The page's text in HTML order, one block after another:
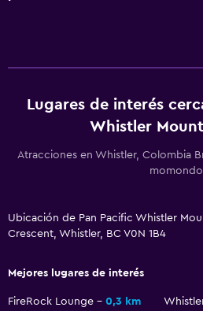
Internet
Artículos de aseo gratis
Wifi gratis
Champú
Lugares de interés
Whistler
Atracciones en Whistler, Colombia
momondo
Ubicación de Pan Pacific Whistler
Crescent, Whistler, BC V0N 1B4
Mejores lugares de interés
FireRock Lounge 0,3 km